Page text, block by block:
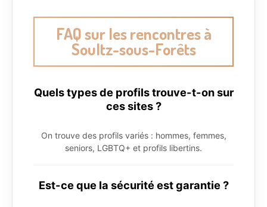
FAQ sur les rencontres à
Soultz-sous-Forêts
Quels types de profils trouve-t-on sur
ces sites ?
On trouve des profils variés : hommes, femmes,
seniors, LGBTQ+ et profils libertins.
Est-ce que la sécurité est garantie ?